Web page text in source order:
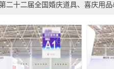
二十二届全国婚庆道具、喜庆用品